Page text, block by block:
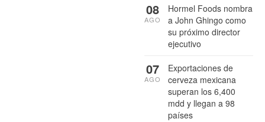
Hormel Foods nombra
a John Ghingo como
su próximo director
ejecutivo
08
AGO
Exportaciones de
cerveza mexicana
superan los 6,400
mdd y llegan a 98
países
07
AGO